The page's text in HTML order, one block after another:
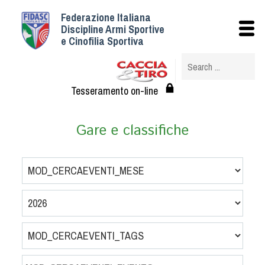
Federazione Italiana
Discipline Armi Sportive
e Cinofilia Sportiva
Tesseramento on-line
Gare e classifiche
Istituzionale
Struttura
Albo Veterinari federali
Tesseramento e Affiliazioni
Circolari
Federazione Trasparente
Convenzioni
Società
Tesserati